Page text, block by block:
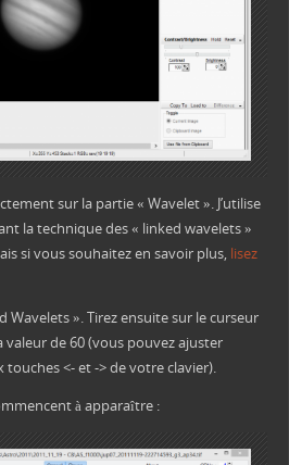
sur la partie « Wavelet ». J’utilise
la technique des « linked wavelets »
si vous souhaitez en savoir plus, lisez
Wavelets ». Tirez ensuite sur le curseur
de 60 (vous pouvez ajuster
<- et -> de votre clavier).
à apparaître :